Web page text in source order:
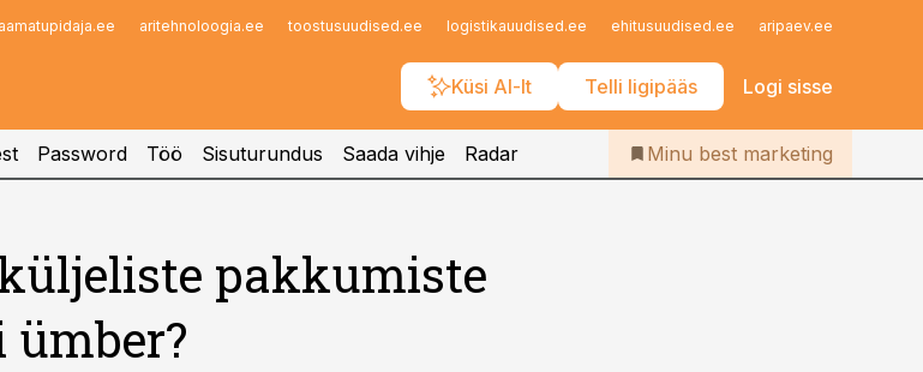
aritehnoloogia.ee toostusuudised.ee logistikauudised.ee ehitusuudised.ee aripaev.ee
Küsi AI-lt Telli ligipääs Logi sisse
Iseteenindus
Telli Bestmarketing
Password Töö Sisuturundus Saada vihje Radar Minu best marketing
pakkumiste
ümber?